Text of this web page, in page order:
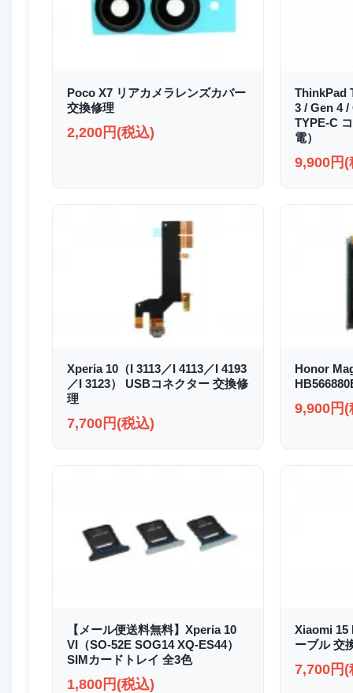
Poco X7 リアカメラレンズカバー
交換修理
2,200円(税込)
ThinkPad
3 / Gen 4
TYPE-C
電）
9,900円(
Xperia 10（I 3113／I 4113／I 4193
／I 3123） USBコネクター 交換修
理
7,700円(税込)
Honor
9,900円(
【メール便送料無料】Xperia 10
VI（SO-52E SOG14 XQ-ES44）
SIMカードトレイ 全3色
1,800円(税込)
Xiaomi 15
ーブル 交
7,700円(